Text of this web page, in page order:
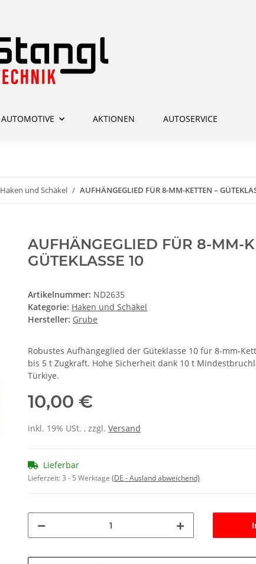
AUTOMOTIVE AKTIONEN AUTOSERVICE
Haken und Schäkel AUFHÄNGEGLIED FÜR 8-MM-KETTEN –
AUFHÄNGEGLIED FÜR 8-MM-
GÜTEKLASSE 10
Artikelnummer: ND2635
Kategorie: Haken und Schäkel
Hersteller: Grube
Robustes Aufhängeglied der Güteklasse 10 für 8-mm-
bis 5 t Zugkraft. Hohe Sicherheit dank 10 t
Türkiye.
10,00 €
inkl. 19% USt. , zzgl. Versand
Lieferbar
Lieferzeit:3 - 5 Werktage (DE - Ausland abweichend)